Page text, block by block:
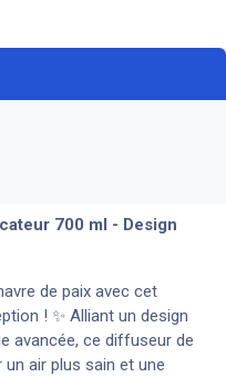
700 ml - Design
de paix avec cet
! ✨ Alliant un design
avancée, ce diffuseur de
air plus sain et une